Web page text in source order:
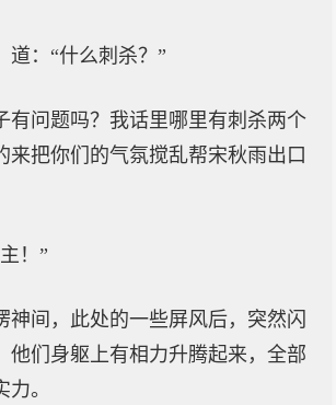
道：“什么刺杀？”
有问题吗？我话里哪里有刺杀两个
来把你们的气氛搅乱帮宋秋雨出口
！”
神间，此处的一些屏风后，突然闪
他们身躯上有相力升腾起来，全部
。